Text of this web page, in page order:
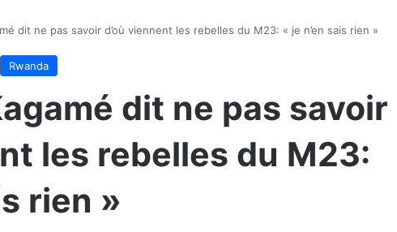
dit ne pas savoir d’où viennent les rebelles du M23: « je n’en sais rien »
Rwanda
dit ne pas savoir
les rebelles du M23:
rien »